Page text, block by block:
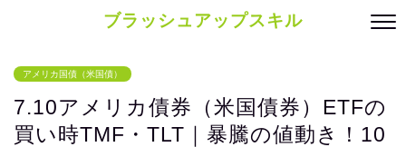
ブラッシュアップスキル
アメリカ国債（米国債）
7.10アメリカ債券（米国債券）ETFの
買い時TMF・TLT｜暴騰の値動き！10